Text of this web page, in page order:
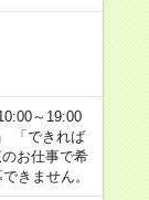
～19:00
「できれば
お仕事で希
きません。